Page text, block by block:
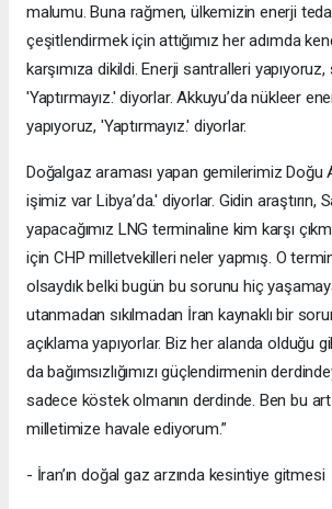
malumu. Buna rağmen, ülkemizin enerji
çeşitlendirmek için attığımız her adımda
karşımıza dikildi. Enerji santralleri yapıyoruz,
'Yaptırmayız.' diyorlar. Akkuyu’da nükleer
yapıyoruz, 'Yaptırmayız.' diyorlar.
Doğalgaz araması yapan gemilerimiz Doğu
işimiz var Libya’da.' diyorlar. Gidin araştırın,
yapacağımız LNG terminaline kim karşı
için CHP milletvekilleri neler yapmış. O
olsaydık belki bugün bu sorunu hiç
utanmadan sıkılmadan İran kaynaklı bir
açıklama yapıyorlar. Biz her alanda olduğu
da bağımsızlığımızı güçlendirmenin
sadece köstek olmanın derdinde. Ben bu
milletimize havale ediyorum.”
- İran’ın doğal gaz arzında kesintiye gitmesi